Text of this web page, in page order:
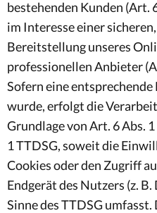
bestehenden Kunden (Art.
im Interesse einer
Bereitstellung unseres
professionellen Anbieter
Sofern eine
wurde, erfolgt die
Grundlage von Art. 6 Abs.
1 TTDSG, soweit die
Cookies oder den Zugriff
Endgerät des Nutzers (z.
Sinne des TTDSG